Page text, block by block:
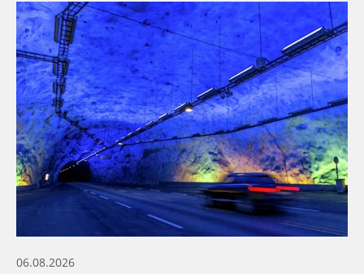
06.08.2026